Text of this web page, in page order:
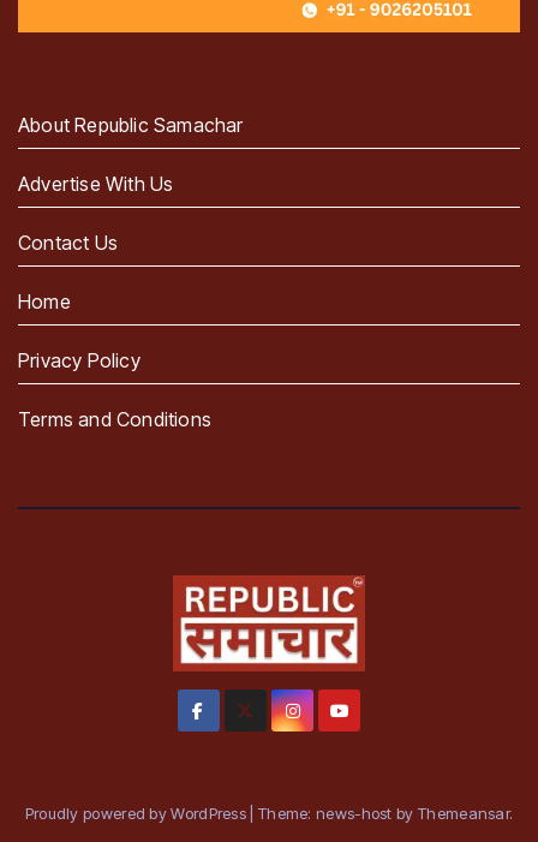
About Republic Samachar
Advertise With Us
Contact Us
Home
Privacy Policy
Terms and Conditions
Proudly powered by WordPress Theme: news-host by Themeansar.